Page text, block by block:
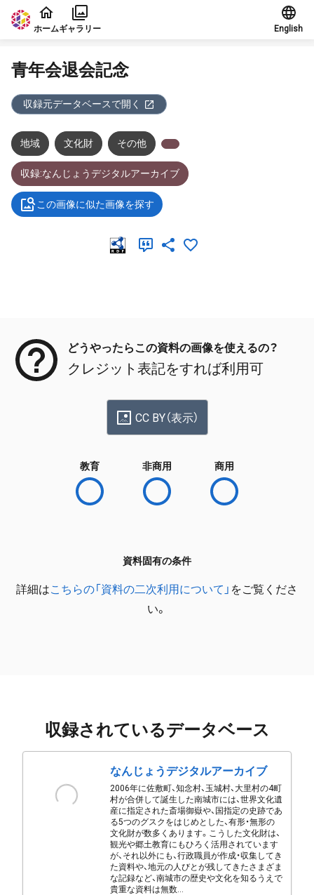
本文に飛ぶ
ホームギャラリー English
青年会退会記念
収録元データベースで開く
地域 文化財 その他
収録:なんじょうデジタルアーカイブ
この画像に似た画像を探す
どうやったらこの資料の画像を使えるの？
クレジット表記をすれば利用可
CC BY（表示）
教育 非商用 商用
資料固有の条件
詳細はこちらの「資料の二次利用について」 をご覧くださ
い。
収録されているデータベース
なんじょうデジタルアーカイブ
2006年に佐敷町、知念村、玉城村、大里村の4町
村が合併して誕生した南城市には、世界文化遺
産に指定された斎場御嶽や、国指定の史跡であ
る5つのグスクをはじめとした、有形・無形の
文化財が数多くあります。こうした文化財は、
観光や郷土教育にもひろく活用されています
が、それ以外にも、行政職員が作成・収集してき
た資料や、地元の人びとが残してきたさまざま
な記録など、南城市の歴史や文化を知るうえで
貴重な資料は無数...